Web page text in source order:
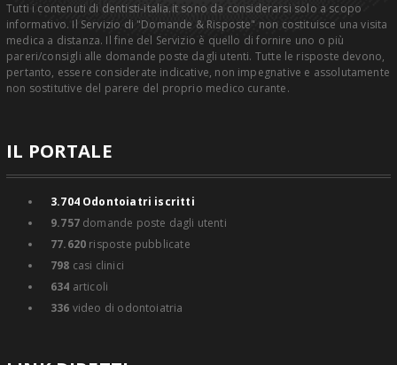
Tutti i contenuti di dentisti-italia.it sono da considerarsi solo a scopo
informativo. Il Servizio di "Domande & Risposte" non costituisce una visita
medica a distanza. Il fine del Servizio è quello di fornire uno o più
pareri/consigli alle domande poste dagli utenti. Tutte le risposte devono,
pertanto, essere considerate indicative, non impegnative e assolutamente
non sostitutive del parere del proprio medico curante.
IL PORTALE
3.704Odontoiatri iscritti
9.757domande poste dagli utenti
77.620 risposte pubblicate
798 casi clinici
634 articoli
336 video di odontoiatria